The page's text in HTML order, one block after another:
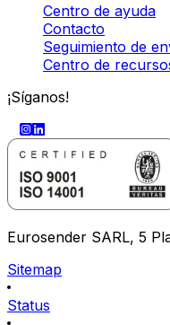
Centro de ayuda
Contacto
Seguimiento de
Centro de
¡Síganos!
Eurosender SARL, 5
Sitemap
Status